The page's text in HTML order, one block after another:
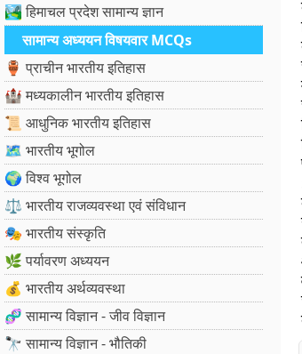
🏞️ हिमाचल प्रदेश सामान्य ज्ञान
सामान्य अध्ययन विषयवार MCQs
🏺 प्राचीन भारतीय इतिहास
🏰 मध्यकालीन भारतीय इतिहास
📜 आधुनिक भारतीय इतिहास
🗺️ भारतीय भूगोल
🌍 विश्व भूगोल
⚖️ भारतीय राजव्यवस्था एवं संविधान
🎭 भारतीय संस्कृति
🌿 पर्यावरण अध्ययन
💰 भारतीय अर्थव्यवस्था
🧬 सामान्य विज्ञान - जीव विज्ञान
🔭 सामान्य विज्ञान - भौतिकी